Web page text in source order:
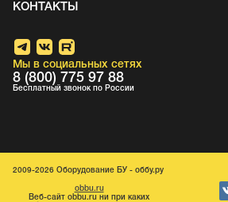
КОНТАКТЫ
Мы в социальных сетях
8 (800) 775 97 88
Бесплатный звонок по России
2009-2026 Оборудование БУ - оббу.ру
obbu.ru
Веб-caйт obbu.ru ни при каких